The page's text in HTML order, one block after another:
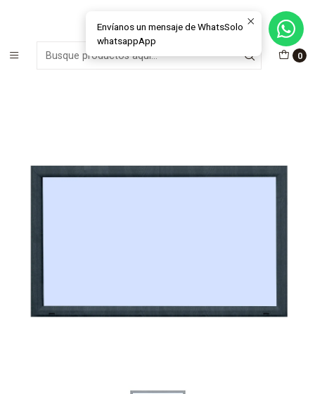
0
MÁS DE 15 AÑOS FABRICANDO E INSTALANDO SOLUCIONES DE
CRISTAL Y VENTANAS
Inicio Ventanas
Ventana Fija REHAU PVC Antracita + Termopanel
Envíanos un mensaje de WhatsSolo
whatsappApp